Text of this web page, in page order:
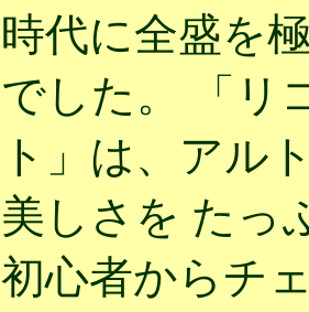
時代に全盛を
でした。 「リ
ト」は、アル
美しさを たっ
初心者からチ